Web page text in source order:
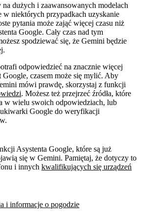
dużych i zaawansowanych modelach
w niektórych przypadkach uzyskanie
pytania może zająć więcej czasu niż
Google. Cały czas nad tym
spodziewać się, że Gemini będzie
odpowiedzieć na znacznie więcej
Google, czasem może się mylić. Aby
mówi prawdę, skorzystaj z funkcji
. Możesz też przejrzeć źródła, które
w wielu swoich odpowiedziach, lub
Google do weryfikacji
Asystenta Google, które są już
się w Gemini. Pamiętaj, że dotyczy to
i innych kwalifikujących się urządzeń
i informacje o pogodzie